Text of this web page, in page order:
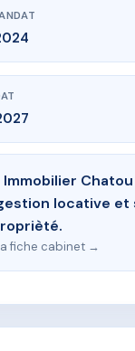
Immobilier
locative et
fiche cabinet →